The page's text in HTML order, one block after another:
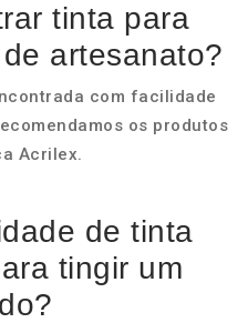
tinta para
artesanato?
com facilidade
os produtos
Acrilex.
de tinta
tingir um